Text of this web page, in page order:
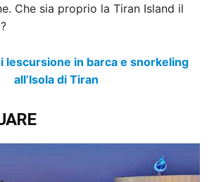
Che sia proprio la Tiran Island il
lescursione in barca e snorkeling
all’Isola di Tiran